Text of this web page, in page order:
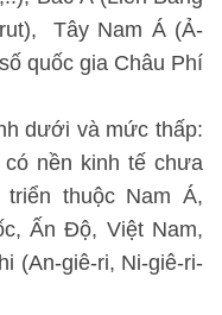
Tây Nam Á (Ả-
quốc gia Châu Phí
dưới và mức thấp:
nền kinh tế chưa
thuộc Nam Á,
Ấn Độ, Việt Nam,
(An-giê-ri, Ni-giê-ri-